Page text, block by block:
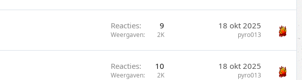
Reacties 9
Weergaven 2K
18 okt 2025
pyro013
Reacties 10
Weergaven 2K
18 okt 2025
pyro013